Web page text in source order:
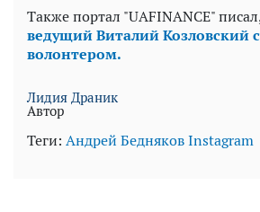
Также портал "UAFINANCE"
ведущий Виталий Козловский
волонтером.
Лидия Драник
Автор
Теги: Андрей БедняковInstagram